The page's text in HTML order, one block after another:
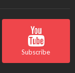
Subscribe